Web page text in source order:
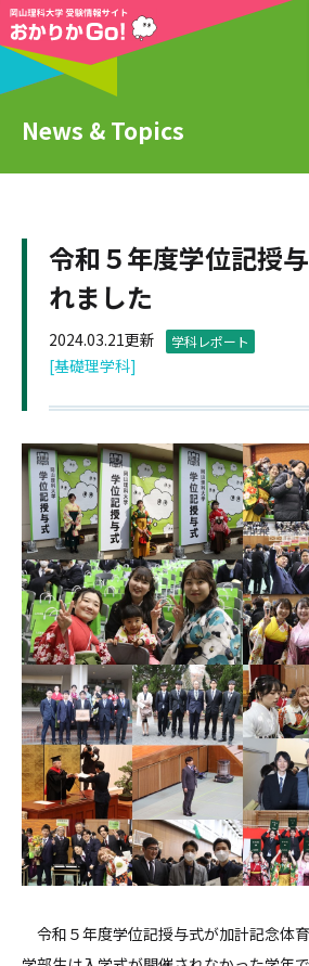
News & Topics
令和５年度学位記授
れました
2024.03.21更新 学科レポート
[基礎理学科]
令和５年度学位記授与式が加計記念体